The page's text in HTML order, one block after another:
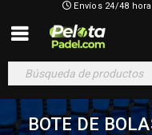
Envíos 24/48
BOTE DE